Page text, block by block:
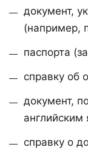
документ,
(например,
паспорта
справку об
документ,
английским
справку о